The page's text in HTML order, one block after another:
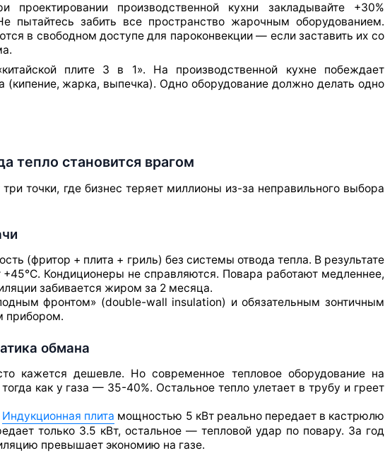
проектировании производственной кухни закладывайте +30%
пытайтесь забить все пространство жарочным оборудованием.
в свободном доступе для пароконвекции — если заставить их со
плите 3 в 1». На производственной кухне побеждает
(кипение, жарка, выпечка). Одно оборудование должно делать одно
тепло становится врагом
точки, где бизнес теряет миллионы из-за неправильного выбора
(фритор + плита + гриль) без системы отвода тепла. В результате
+45°C. Кондиционеры не справляются. Повара работают медленнее,
забивается жиром за 2 месяца.
фронтом» (double-wall insulation) и обязательным зонтичным
прибором.
обмана
кажется дешевле. Но современное тепловое оборудование на
как у газа — 35-40%. Остальное тепло улетает в трубу и греет
Индукционная плита мощностью 5 кВт реально передает в кастрюлю
только 3.5 кВт, остальное — тепловой удар по повару. За год
превышает экономию на газе.